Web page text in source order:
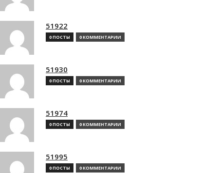
51922
0 ПОСТЫ 0 КОММЕНТАРИИ
51930
0 ПОСТЫ 0 КОММЕНТАРИИ
51974
0 ПОСТЫ 0 КОММЕНТАРИИ
51995
0 ПОСТЫ 0 КОММЕНТАРИИ